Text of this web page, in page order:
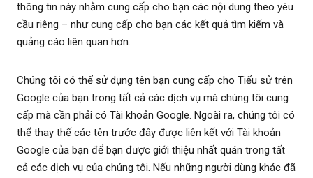
thông tin này nhằm cung cấp cho bạn các nội dung theo yêu
cầu riêng – như cung cấp cho bạn các kết quả tìm kiếm và
quảng cáo liên quan hơn.
Chúng tôi có thể sử dụng tên bạn cung cấp cho Tiểu sử trên
Google của bạn trong tất cả các dịch vụ mà chúng tôi cung
cấp mà cần phải có Tài khoản Google. Ngoài ra, chúng tôi có
thể thay thế các tên trước đây được liên kết với Tài khoản
Google của bạn để bạn được giới thiệu nhất quán trong tất
cả các dịch vụ của chúng tôi. Nếu những người dùng khác đã